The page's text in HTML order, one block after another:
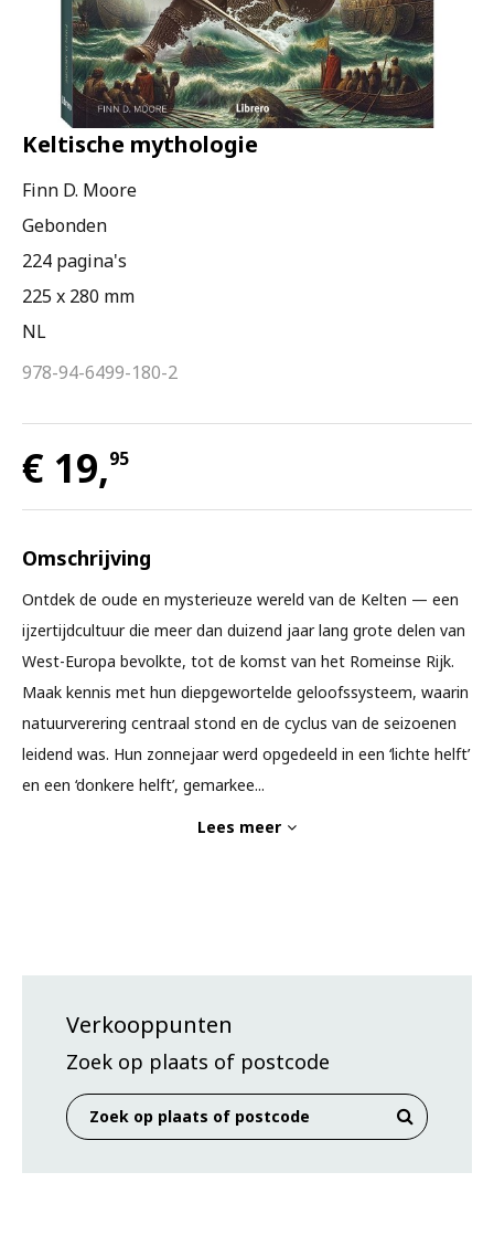
Keltische mythologie
Finn D. Moore
Gebonden
224 pagina's
225 x 280 mm
NL
978-94-6499-180-2
€ 19,95
Omschrijving
Ontdek de oude en mysterieuze wereld van de Kelten — een
ijzertijdcultuur die meer dan duizend jaar lang grote delen van
West-Europa bevolkte, tot de komst van het Romeinse Rijk.
Maak kennis met hun diepgewortelde geloofssysteem, waarin
natuurverering centraal stond en de cyclus van de seizoenen
leidend was. Hun zonnejaar werd opgedeeld in een ‘lichte helft’
en een ‘donkere helft’, gemarkee...
Lees meer
Verkooppunten
Zoek op plaats of postcode